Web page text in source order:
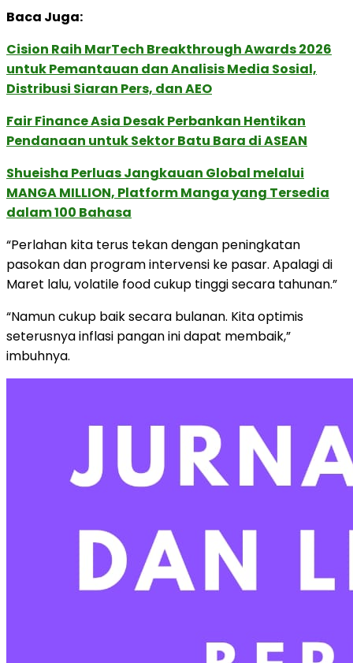
Baca Juga:
Cision Raih MarTech Breakthrough Awards 2026
untuk Pemantauan dan Analisis Media Sosial,
Distribusi Siaran Pers, dan AEO
Fair Finance Asia Desak Perbankan Hentikan
Pendanaan untuk Sektor Batu Bara di ASEAN
Shueisha Perluas Jangkauan Global melalui
MANGA MILLION, Platform Manga yang Tersedia
dalam 100 Bahasa
“Perlahan kita terus tekan dengan peningkatan
pasokan dan program intervensi ke pasar. Apalagi di
Maret lalu, volatile food cukup tinggi secara tahunan.”
“Namun cukup baik secara bulanan. Kita optimis
seterusnya inflasi pangan ini dapat membaik,”
imbuhnya.